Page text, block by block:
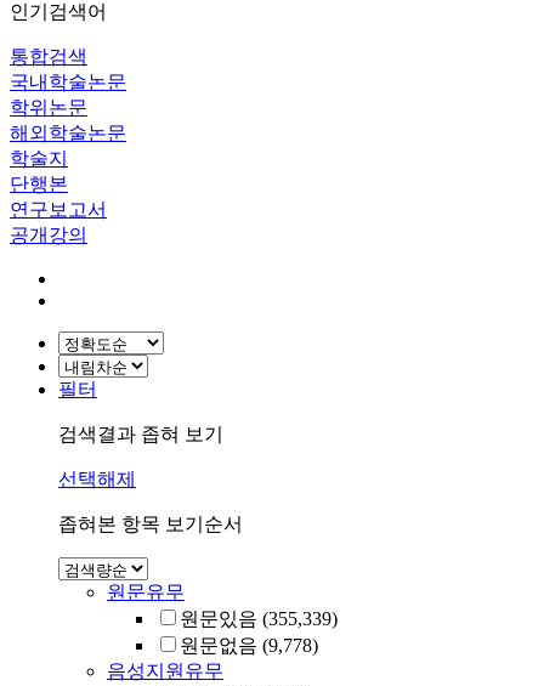
인기검색어
통합검색
국내학술논문
학위논문
해외학술논문
학술지
단행본
연구보고서
공개강의
필터
검색결과 좁혀 보기
선택해제
좁혀본 항목 보기순서
원문유무
원문있음 (355,339)
원문없음 (9,778)
음성지원유무